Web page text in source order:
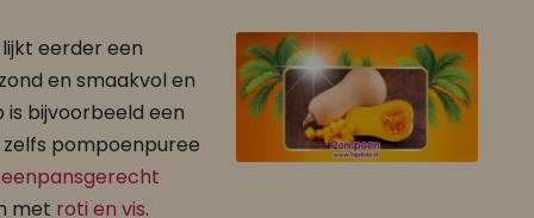
eerder een
en smaakvol en
bijvoorbeeld een
pompoenpuree
met roti en vis.